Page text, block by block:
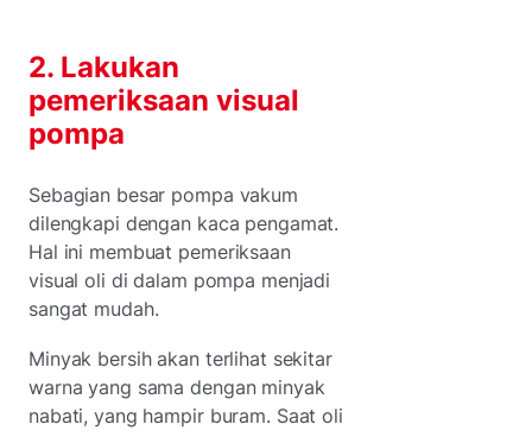
2. Lakukan
pemeriksaan visual
pompa
Sebagian besar pompa vakum
dilengkapi dengan kaca pengamat.
Hal ini membuat pemeriksaan
visual oli di dalam pompa menjadi
sangat mudah.
Minyak bersih akan terlihat sekitar
warna yang sama dengan minyak
nabati, yang hampir buram. Saat oli